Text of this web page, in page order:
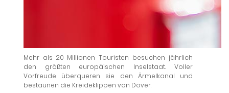
Mehr als 20 Millionen Touristen besuchen jährlich
den größten europäischen Inselstaat. Voller
Vorfreude überqueren sie den Ärmelkanal und
bestaunen die Kreideklippen von Dover.